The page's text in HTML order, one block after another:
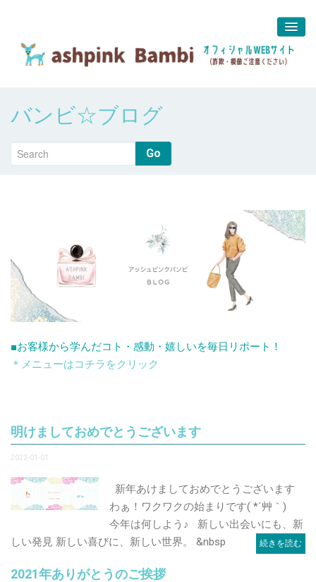
about us
堀江 真代
バンビ☆ブログ
Go
■お客様から学んだコト・感動・嬉しいを毎日リポート！
＊メニューはコチラをクリック
明けましておめでとうございます
2022-01-01
新年あけましておめでとうございます
わぁ！ワクワクの始まりです( *´艸｀)
今年は何しよう♪ 新しい出会いにも、新
しい発見 新しい喜びに、新しい世界。 &nbsp
続きを読む
2021年ありがとうのご挨拶